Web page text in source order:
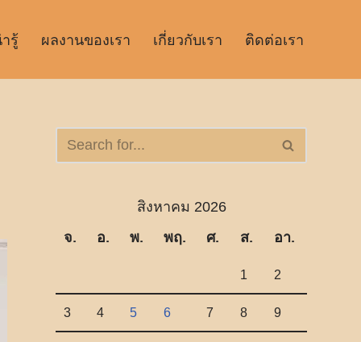
รู้ ผลงานของเรา เกี่ยวกับเรา ติดต่อเรา
สิงหาคม 2026
จ. อ. พ. พฤ. ศ. ส. อา.
1 2
3 4 5 6 7 8 9